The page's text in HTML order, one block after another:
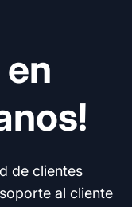
en
de clientes
al cliente